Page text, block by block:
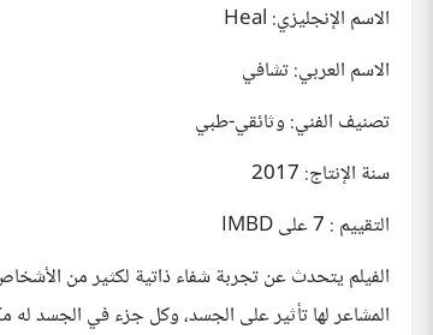
الاسم الإنجليزي: Heal
الاسم العربي: تشافي
تصنيف الفني: وثائقي-طبي
سنة الإنتاج: 2017
التقييم : 7 على IMBD
الفيلم يتحدث عن تجربة شفاء ذاتية لكثير من
المشاعر لها تأثير على الجسد، وكل جزء في الجسد له